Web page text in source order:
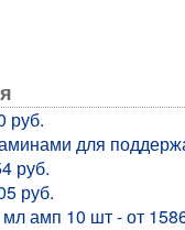
руб.
для
руб.
руб.
амп 10 шт - от